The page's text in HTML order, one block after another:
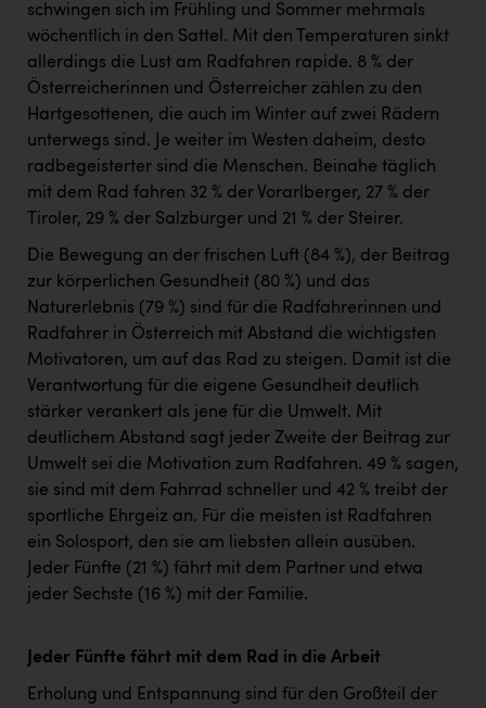
schwingen sich im Frühling und Sommer mehrmals
wöchentlich in den Sattel. Mit den Temperaturen sinkt
allerdings die Lust am Radfahren rapide. 8 % der
Österreicherinnen und Österreicher zählen zu den
Hartgesottenen, die auch im Winter auf zwei Rädern
unterwegs sind. Je weiter im Westen daheim, desto
radbegeisterter sind die Menschen. Beinahe täglich
mit dem Rad fahren 32 % der Vorarlberger, 27 % der
Tiroler, 29 % der Salzburger und 21 % der Steirer.
Die Bewegung an der frischen Luft (84 %), der Beitrag
zur körperlichen Gesundheit (80 %) und das
Naturerlebnis (79 %) sind für die Radfahrerinnen und
Radfahrer in Österreich mit Abstand die wichtigsten
Motivatoren, um auf das Rad zu steigen. Damit ist die
Verantwortung für die eigene Gesundheit deutlich
stärker verankert als jene für die Umwelt. Mit
deutlichem Abstand sagt jeder Zweite der Beitrag zur
Umwelt sei die Motivation zum Radfahren. 49 % sagen,
sie sind mit dem Fahrrad schneller und 42 % treibt der
sportliche Ehrgeiz an. Für die meisten ist Radfahren
ein Solosport, den sie am liebsten allein ausüben.
Jeder Fünfte (21 %) fährt mit dem Partner und etwa
jeder Sechste (16 %) mit der Familie.
Jeder Fünfte fährt mit dem Rad in die Arbeit
Erholung und Entspannung sind für den Großteil der